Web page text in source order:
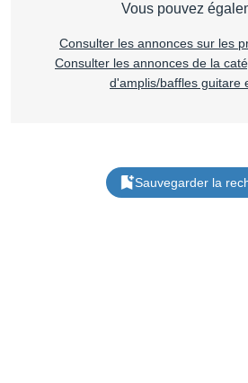
Vous pouvez
Consulter les annonces sur les
Consulter les annonces de la
d'amplis/baffles guitare
Sauvegarder la